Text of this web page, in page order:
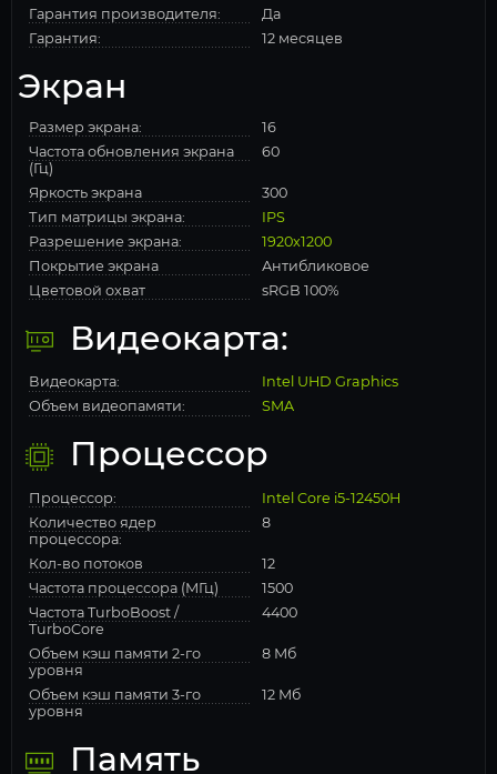
Гарантия производителя:
Да
Гарантия:
12 месяцев
Экран
Размер экрана:
16
Частота обновления экрана
(Гц)
60
Яркость экрана
300
Тип матрицы экрана:
IPS
Разрешение экрана:
1920x1200
Покрытие экрана
Антибликовое
Цветовой охват
sRGB 100%
Видеокарта:
Видеокарта:
Intel UHD Graphics
Объем видеопамяти:
SMA
Процессор
Процессор:
Intel Core i5-12450H
Количество ядер
процессора:
8
Кол-во потоков
12
Частота процессора (МГц)
1500
Частота TurboBoost /
TurboCore
4400
Объем кэш памяти 2-го
уровня
8 Мб
Объем кэш памяти 3-го
уровня
12 Мб
Память